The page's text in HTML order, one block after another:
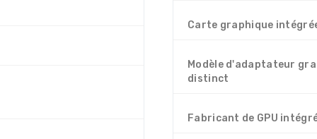
Carte graphique
Modèle d'adaptateur
distinct
Fabricant de GPU